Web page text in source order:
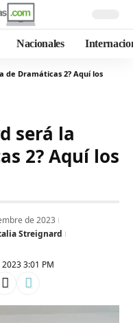
Nacionales
Dramáticas 2? Aquí los
será la
2? Aquí los
3:01 PM
de 2023
Streignard